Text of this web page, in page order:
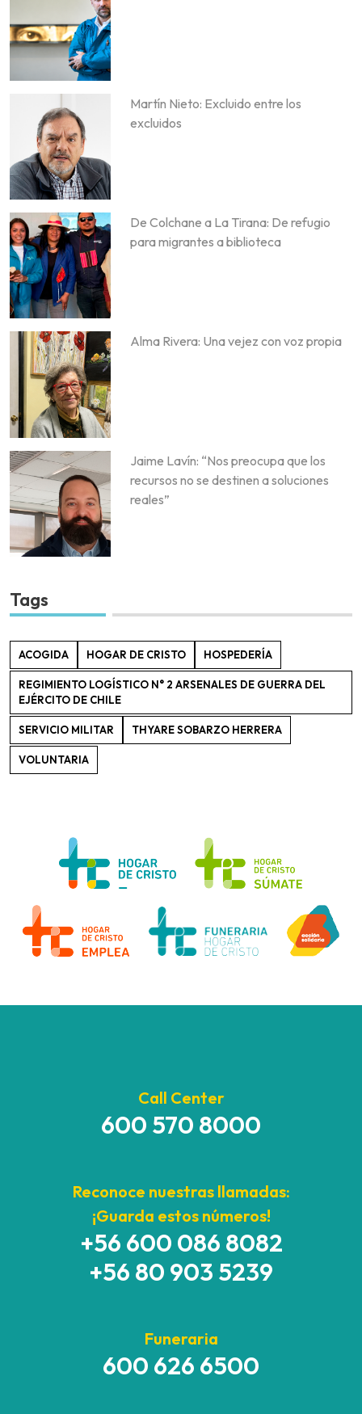
Martín Nieto: Excluido entre los
excluidos
De Colchane a La Tirana: De refugio
para migrantes a biblioteca
Alma Rivera: Una vejez con voz propia
Jaime Lavín: “Nos preocupa que los
recursos no se destinen a soluciones
reales”
Tags
ACOGIDA HOGAR DE CRISTO HOSPEDERÍA
REGIMIENTO LOGÍSTICO N° 2 ARSENALES DE GUERRA DEL
EJÉRCITO DE CHILE
SERVICIO MILITAR THYARE SOBARZO HERRERA
VOLUNTARIA
Call Center
600 570 8000
Reconoce nuestras llamadas:
¡Guarda estos números!
+56 600 086 8082
+56 80 903 5239
Funeraria
600 626 6500